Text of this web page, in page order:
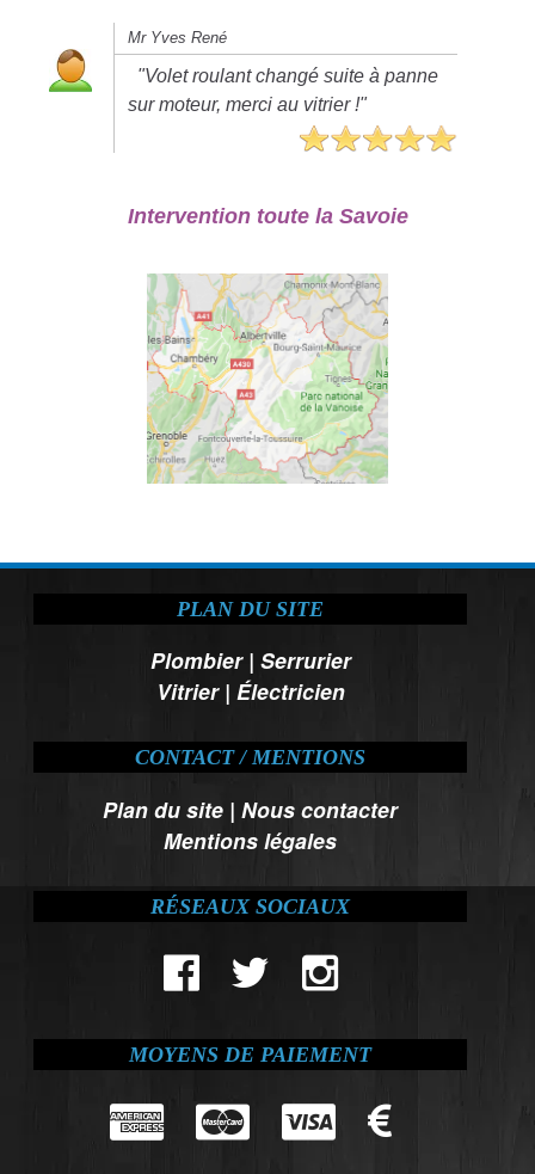
Mr Yves René
"Volet roulant changé suite à panne
sur moteur, merci au vitrier !"
Intervention toute la Savoie
PLAN DU SITE
Plombier| Serrurier
Vitrier| Électricien
CONTACT / MENTIONS
Plan du site |Nous contacter
Mentions légales
RÉSEAUX SOCIAUX
MOYENS DE PAIEMENT